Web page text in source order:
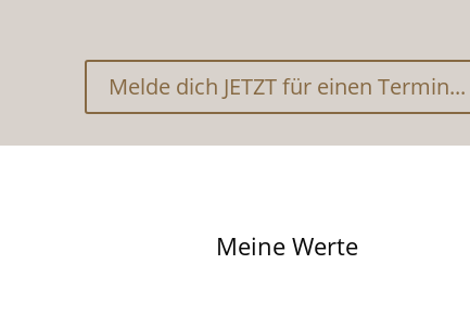
Melde dich JETZT für einen Termin...
Meine Werte